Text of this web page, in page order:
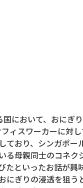
において、おにぎ
ィスワーカーに対
おり、シンガポ
母親同士のコネ
といったお話が
ぎりの浸透を狙